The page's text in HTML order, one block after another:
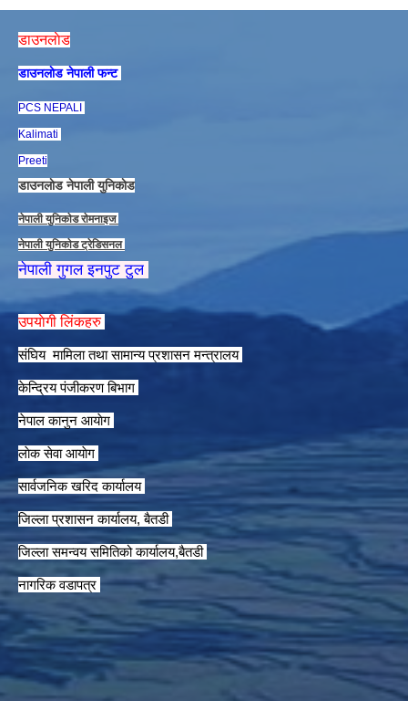
डाउनलाेड
डाउनलाेड नेपाली फन्ट
PCS NEPALI
Kalimati
Preeti
डाउनलाेड नेपाली युनिकाेड
नेपाली युनिकाेड राेमनाइज
नेपाली युनिकाेड ट्रेडिसनल
नेपाली गुगल इनपुट टुल
उपयाेगी लिंकहरु
संघिय मामिला तथा सामान्य प्रशासन मन्त्रालय
केन्द्रिय पंजीकरण बिभाग
नेपाल कानुन आयाेग
लाेक सेवा आयाेग
सार्वजनिक खरिद कार्यालय
जिल्ला प्रशासन कार्यालय, बैतडी
जिल्ला समन्वय समितिको कार्यालय,बैतडी
नागरिक वडापत्र